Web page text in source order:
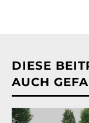
DIESE
AUCH